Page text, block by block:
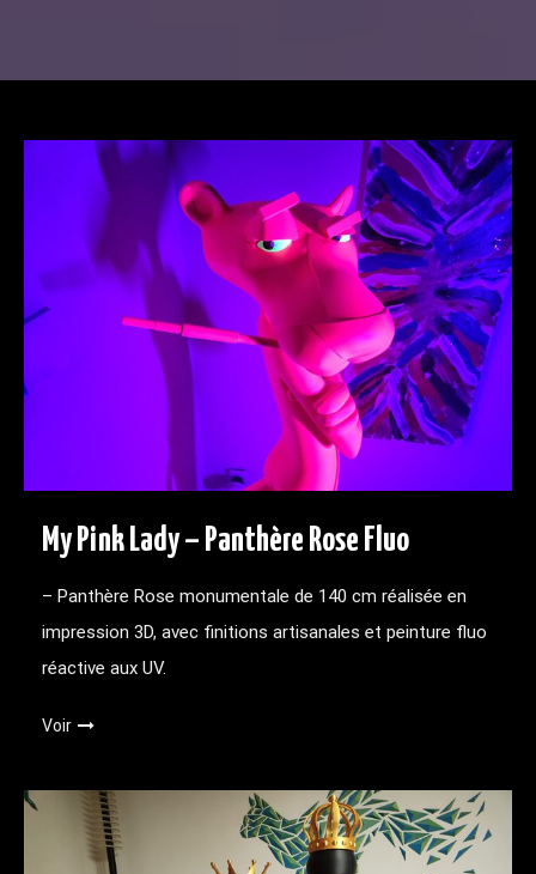
My Pink Lady – Panthère Rose Fluo
– Panthère Rose monumentale de 140 cm réalisée en
impression 3D, avec finitions artisanales et peinture fluo
réactive aux UV.
Voir